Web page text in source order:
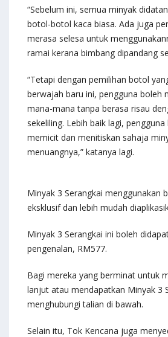
“Sebelum ini, semua minyak
botol-botol kaca biasa. Ada juga
merasa selesa untuk
ramai kerana bimbang dipandang
“Tetapi dengan pemilihan botol
berwajah baru ini, pengguna boleh
mana-mana tanpa berasa risau
sekeliling. Lebih baik lagi, pengguna
memicit dan menitiskan sahaja
menuangnya,” katanya lagi.
Minyak 3 Serangkai menggunakan
eksklusif dan lebih mudah
Minyak 3 Serangkai ini boleh
pengenalan, RM577.
Bagi mereka yang berminat untuk
lanjut atau mendapatkan Minyak 3
menghubungi talian di bawah.
Selain itu, Tok Kencana juga